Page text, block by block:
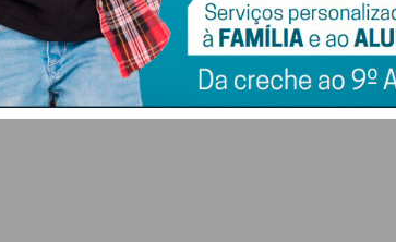
renovado e presença
do Ministro da
Agricultura
7 DE AGOSTO 2026
Pedro Barroso
7 DE AGOSTO 2026